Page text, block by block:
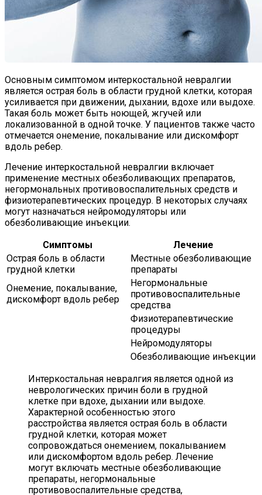
Основным симптомом интеркостальной невралгии
является острая боль в области грудной клетки, которая
усиливается при движении, дыхании, вдохе или выдохе.
Такая боль может быть ноющей, жгучей или
локализованной в одной точке. У пациентов также часто
отмечается онемение, покалывание или дискомфорт
вдоль ребер.
Лечение интеркостальной невралгии включает
применение местных обезболивающих препаратов,
негормональных противовоспалительных средств и
физиотерапевтических процедур. В некоторых случаях
могут назначаться нейромодуляторы или
обезболивающие инъекции.
Симптомы
Лечение
Острая боль в области
грудной клетки
Местные обезболивающие
препараты
Онемение, покалывание,
дискомфорт вдоль ребер
Негормональные
противовоспалительные
средства
Физиотерапевтические
процедуры
Нейромодуляторы
Обезболивающие инъекции
Интеркостальная невралгия является одной из
неврологических причин боли в грудной
клетке при вдохе, дыхании или выдохе.
Характерной особенностью этого
расстройства является острая боль в области
грудной клетки, которая может
сопровождаться онемением, покалыванием
или дискомфортом вдоль ребер. Лечение
могут включать местные обезболивающие
препараты, негормональные
противовоспалительные средства,